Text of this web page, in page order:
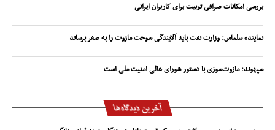
بررسی امکانات صرافی توبیت برای کاربران ایرانی
نماینده سلماس: وزارت نفت باید آلایندگی سوخت مازوت را به صفر برساند
سپهوند:‌ مازوت‌سوزی با دستور شورای عالی امنیت ملی است
آخرین دیدگاه‌ها